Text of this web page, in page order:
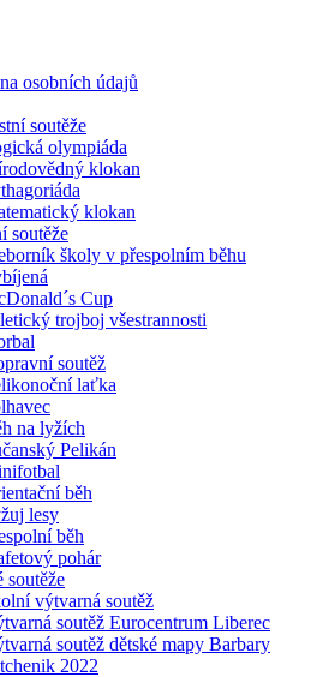
osobních údajů
soutěže
olympiáda
klokan
klokan
soutěže
školy v přespolním běhu
Cup
trojboj všestrannosti
soutěž
laťka
na lyžích
Pelikán
běh
lesy
běh
pohár
soutěže
výtvarná soutěž
soutěž Eurocentrum Liberec
soutěž dětské mapy Barbary
2022